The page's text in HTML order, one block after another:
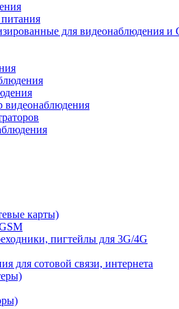
для видеонаблюдения
карты)
пигтейлы для 3G/4G
для сотовой связи, интернета